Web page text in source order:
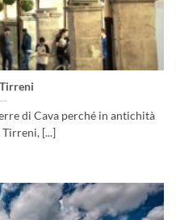
Tirreni
di Cava perché in antichità
[...]